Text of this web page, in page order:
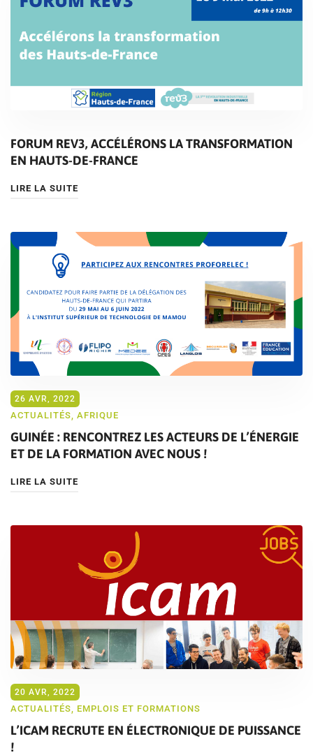
FORUM REV3, ACCÉLÉRONS LA TRANSFORMATION
EN HAUTS-DE-FRANCE
LIRE LA SUITE
26 AVR, 2022
ACTUALITÉS, AFRIQUE
GUINÉE : RENCONTREZ LES ACTEURS DE L’ÉNERGIE
ET DE LA FORMATION AVEC NOUS !
LIRE LA SUITE
20 AVR, 2022
ACTUALITÉS, EMPLOIS ET FORMATIONS
L’ICAM RECRUTE EN ÉLECTRONIQUE DE PUISSANCE
!